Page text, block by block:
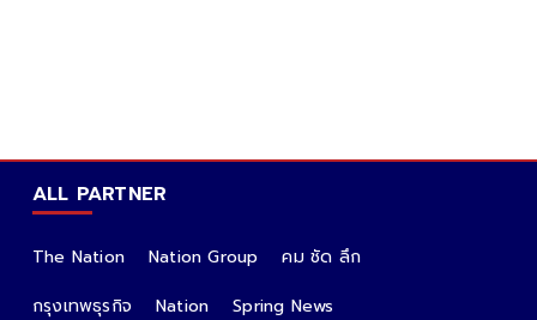
ALL PARTNER
The Nation Nation Group
คม ชัด ลึก
กรุงเทพธุรกิจ
Nation
Spring News